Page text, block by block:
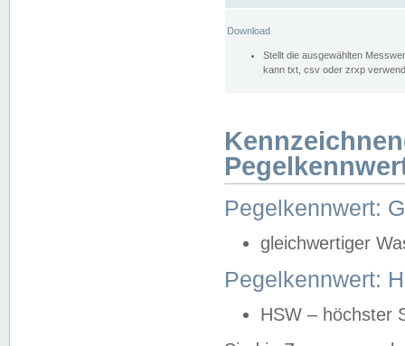
Download
Stellt die ausgewählten
kann txt, csv oder zrxp
Pegelkennwert:
gleichwertiger
Pegelkennwert:
HSW – höchster